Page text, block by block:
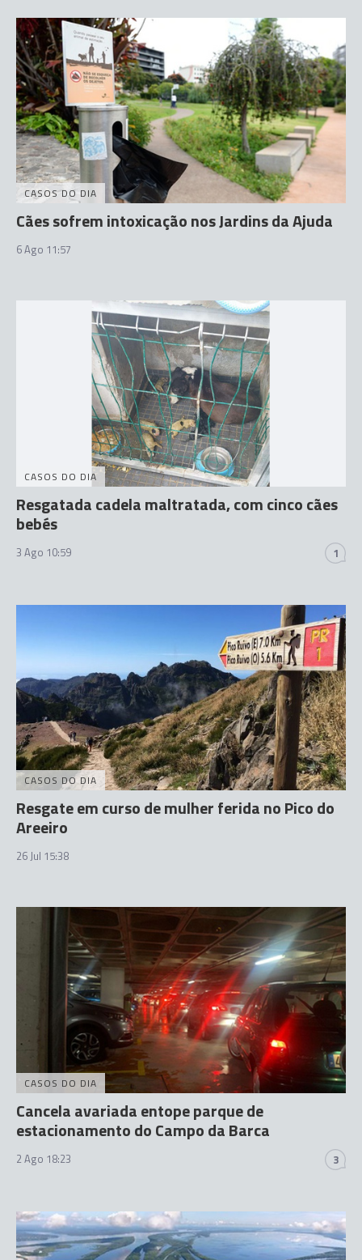
CASOS DO DIA
Cães sofrem intoxicação nos Jardins da Ajuda
6 Ago 11:57
CASOS DO DIA
Resgatada cadela maltratada, com cinco cães
bebés
3 Ago 10:59 1
CASOS DO DIA
Resgate em curso de mulher ferida no Pico do
Areeiro
26 Jul 15:38
CASOS DO DIA
Cancela avariada entope parque de
estacionamento do Campo da Barca
2 Ago 18:23 3